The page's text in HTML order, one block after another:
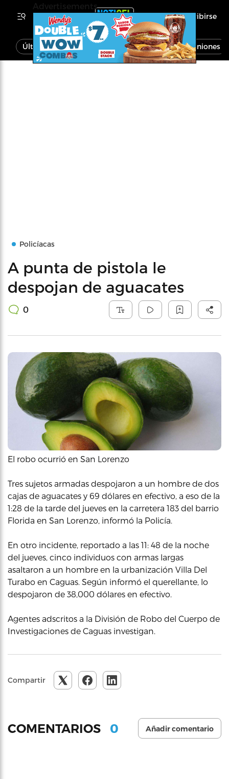
Inscribirse
Última Hora Noticias Economía Opiniones
Policíacas
A punta de pistola le
despojan de aguacates
0
El robo ocurrió en San Lorenzo
Tres sujetos armadas despojaron a un hombre de dos
cajas de aguacates y 69 dólares en efectivo, a eso de la
1:28 de la tarde del jueves en la carretera 183 del barrio
Florida en San Lorenzo, informó la Policía.
En otro incidente, reportado a las 11: 48 de la noche
del jueves, cinco individuos con armas largas
asaltaron a un hombre en la urbanización Villa Del
Turabo en Caguas. Según informó el querellante, lo
despojaron de 38,000 dólares en efectivo.
Agentes adscritos a la División de Robo del Cuerpo de
Investigaciones de Caguas investigan.
Compartir
COMENTARIOS 0 Añadir comentario
Advertisements